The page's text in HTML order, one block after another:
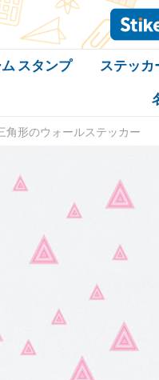
スタンプ ステッカ
角形のウォールステッカー